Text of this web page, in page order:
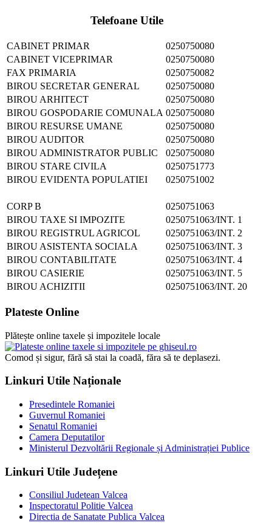
Telefoane Utile
CABINET PRIMAR
0250750080
CABINET VICEPRIMAR
0250750080
FAX PRIMARIA
0250750082
BIROU SECRETAR GENERAL
0250750080
BIROU ARHITECT
0250750080
BIROU GOSPODARIE COMUNALA 0250750080
BIROU RESURSE UMANE
0250750080
BIROU AUDITOR
0250750080
BIROU ADMINISTRATOR PUBLIC
0250750080
BIROU STARE CIVILA
0250751773
BIROU EVIDENTA POPULATIEI
0250751002
CORP B
0250751063
BIROU TAXE SI IMPOZITE
0250751063/INT. 1
BIROU REGISTRUL AGRICOL
0250751063/INT. 2
BIROU ASISTENTA SOCIALA
0250751063/INT. 3
BIROU CONTABILITATE
0250751063/INT. 4
BIROU CASIERIE
0250751063/INT. 5
BIROU ACHIZITII
0250751063/INT. 20
Plateste Online
Plătește online taxele și impozitele locale
Comod și sigur, fără să stai la coadă, făra să te deplasezi.
Linkuri Utile Naționale
Presedintele Romaniei
Guvernul Romaniei
Senatul Romaniei
Camera Deputatilor
Ministerul Dezvoltării Regionale și Administrației Publice
Linkuri Utile Județene
Consiliul Judetean Valcea
Inspectoratul Politie Valcea
Directia de Sanatate Publica Valcea